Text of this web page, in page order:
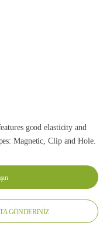
good elasticity and
Magnetic, Clip and Hole.
GÖNDERİNİZ